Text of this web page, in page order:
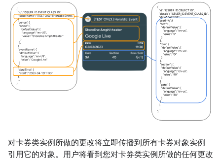
对卡券类实例所做的更改将立即传播到所有卡券对象实例
引用它的对象。用户将看到您对卡券类实例所做的任何更改